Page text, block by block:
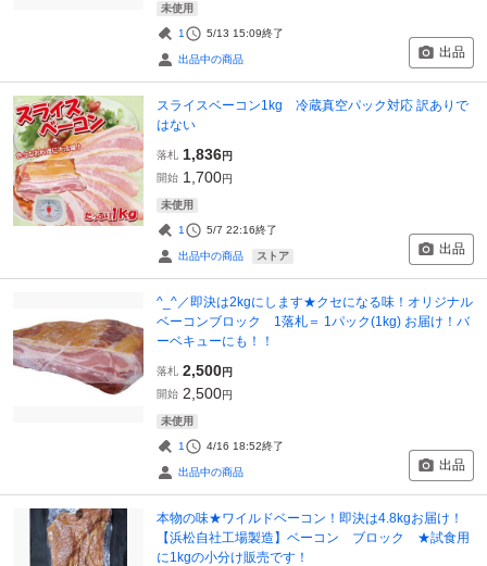
未使用
1 5/13 15:09終了
出品中の商品 出品
スライスベーコン1kg 冷蔵真空パック対応 訳ありで
はない
落札 1,836円
開始 1,700円
未使用
1 5/7 22:16終了
出品中の商品 ストア 出品
^_^／即決は2kgにします★クセになる味！オリジナル
ベーコンブロック 1落札＝ 1パック(1kg) お届け！バ
ーベキューにも！！
落札 2,500円
開始 2,500円
未使用
1 4/16 18:52終了
出品中の商品 出品
本物の味★ワイルドベーコン！即決は4.8kgお届け！
【浜松自社工場製造】ベーコン ブロック ★試食用
に1kgの小分け販売です！